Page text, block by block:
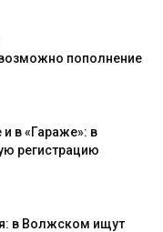
пополнение
в «Гараже»: в
регистрацию
в Волжском ищут